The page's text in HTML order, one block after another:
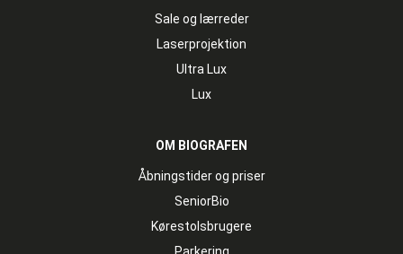
Sale og lærreder
Laserprojektion
Ultra Lux
Lux
OM BIOGRAFEN
Åbningstider og priser
SeniorBio
Kørestolsbrugere